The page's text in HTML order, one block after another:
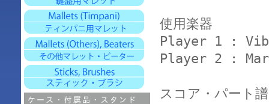
使用楽器
Player 1 :
Player 2 :
スコア・パート